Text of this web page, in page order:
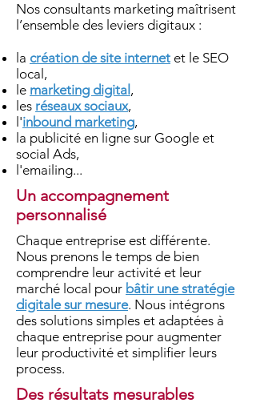
Nos consultants marketing maîtrisent
l’ensemble des leviers digitaux :
la ​ création de site internet et le SEO
local,
le marketing digital ,
les réseaux sociaux,
l'inbound marketing,
la publicité en ligne sur Google et
social Ads,
l'emailing...
Un accompagnement
personnalisé
Chaque entreprise est différente.
Nous prenons le temps de bien
comprendre leur activité et leur
marché local pour bâtir une stratégie
digitale sur mesure. Nous intégrons
des solutions simples et adaptées à
chaque entreprise pour augmenter
leur productivité et simplifier leurs
process.
Des résultats mesurables